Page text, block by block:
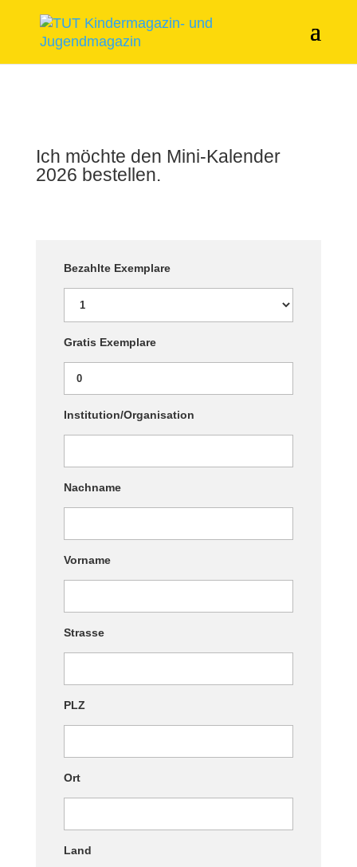
Ich möchte den Mini-Kalender
2026 bestellen.
Bezahlte Exemplare
Gratis Exemplare
Institution/Organisation
Nachname
Vorname
Strasse
PLZ
Ort
Land